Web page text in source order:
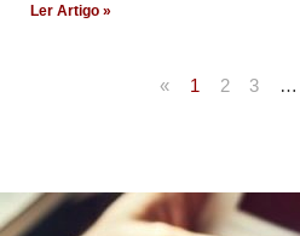
Ler Artigo »
« 1 2 3 …